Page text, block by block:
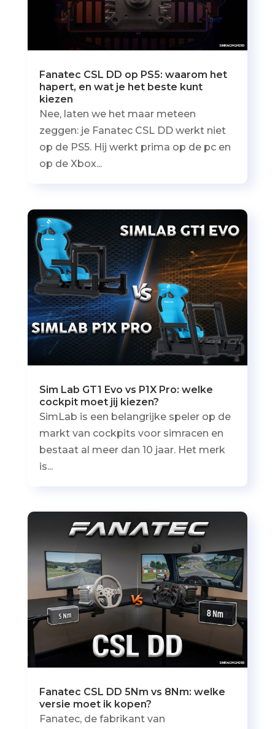
Fanatec CSL DD op PS5: waarom het
hapert, en wat je het beste kunt
kiezen
Nee, laten we het maar meteen
zeggen: je Fanatec CSL DD werkt niet
op de PS5. Hij werkt prima op de pc en
op de Xbox...
Sim Lab GT1 Evo vs P1X Pro: welke
cockpit moet jij kiezen?
SimLab is een belangrijke speler op de
markt van cockpits voor simracen en
bestaat al meer dan 10 jaar. Het merk
is...
Fanatec CSL DD 5Nm vs 8Nm: welke
versie moet ik kopen?
Fanatec, de fabrikant van